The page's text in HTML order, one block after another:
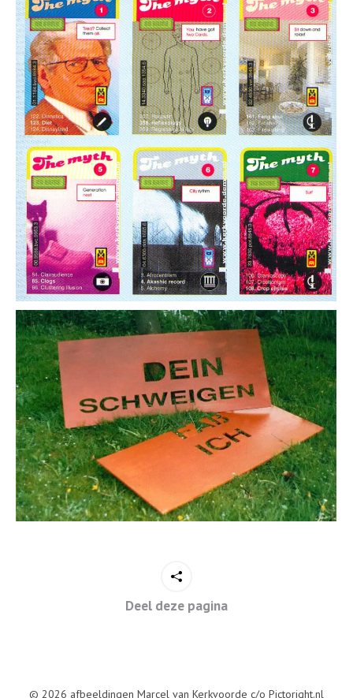
Deel deze pagina
© 2026 afbeeldingen Marcel van Kerkvoorde c/o Pictoright.nl